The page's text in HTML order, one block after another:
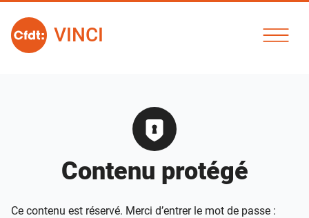
VINCI
Contenu protégé
Ce contenu est réservé. Merci d’entrer le mot de passe :